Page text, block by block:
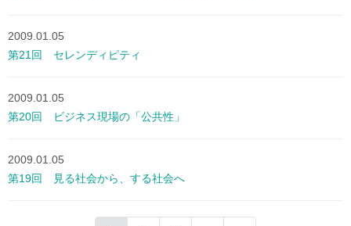
2009.01.05
第21回 セレンディピティ
2009.01.05
第20回 ビジネス現場の「公共性」
2009.01.05
第19回 見る社会から、する社会へ